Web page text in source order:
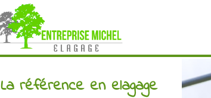
La référence en elagage